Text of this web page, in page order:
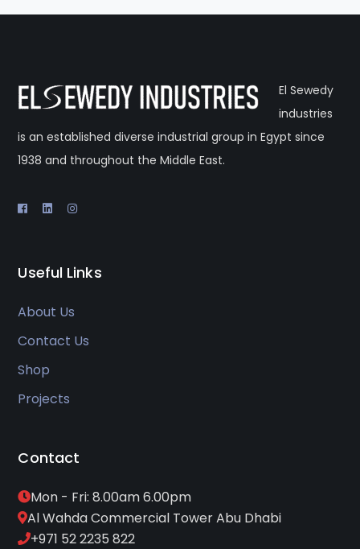
El Sewedy
industries
is an established diverse industrial group in Egypt since
1938 and throughout the Middle East.
Useful Links
About Us
Contact Us
Shop
Projects
Contact
Mon - Fri: 8.00am 6.00pm
Al Wahda Commercial Tower Abu Dhabi
+971 52 2235 822